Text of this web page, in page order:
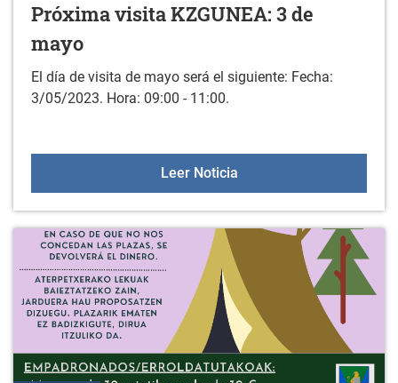
Próxima visita KZGUNEA: 3 de
mayo
El día de visita de mayo será el siguiente: Fecha:
3/05/2023. Hora: 09:00 - 11:00.
Leer NoticiaPróxima visita